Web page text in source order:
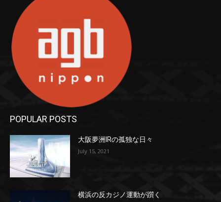
POPULAR POSTS
大阪夢洲IRの孤独な日々
July 15, 2021
横浜の反カジノ運動が躓く